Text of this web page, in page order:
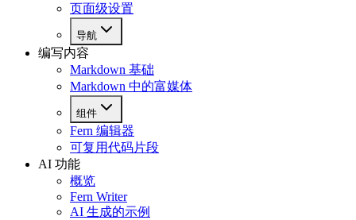
页面级设置
导航
编写内容
Markdown 基础
Markdown 中的富媒体
组件
Fern 编辑器
可复用代码片段
AI 功能
概览
Fern Writer
AI 生成的示例